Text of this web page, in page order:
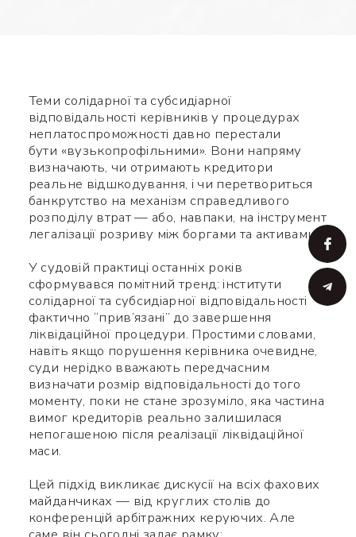
Теми солідарної та субсидіарної
відповідальності керівників у процедурах
неплатоспроможності давно перестали
бути «вузькопрофільними». Вони напряму
визначають, чи отримають кредитори
реальне відшкодування, і чи перетвориться
банкрутство на механізм справедливого
розподілу втрат — або, навпаки, на інструмент
легалізації розриву між боргами та активами.
У судовій практиці останніх років
сформувався помітний тренд: інститути
солідарної та субсидіарної відповідальності
фактично “прив’язані” до завершення
ліквідаційної процедури. Простими словами,
навіть якщо порушення керівника очевидне,
суди нерідко вважають передчасним
визначати розмір відповідальності до того
моменту, поки не стане зрозуміло, яка частина
вимог кредиторів реально залишилася
непогашеною після реалізації ліквідаційної
маси.
Цей підхід викликає дискусії на всіх фахових
майданчиках — від круглих столів до
конференцій арбітражних керуючих. Але